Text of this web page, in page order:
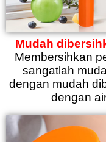
Mudah
Membersihkan
sangatlah
dengan mudah
dengan